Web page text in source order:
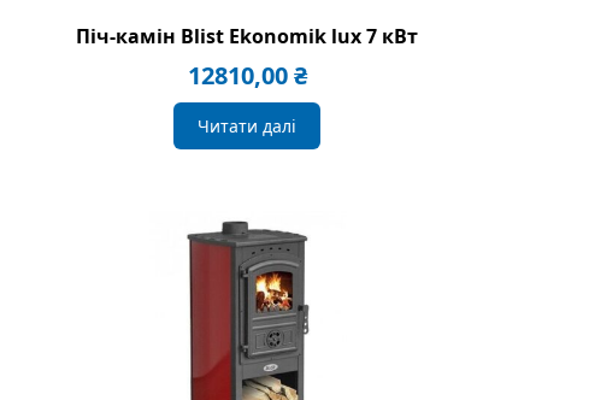
Піч-камін Blist Ekonomik lux 7 кВт
12810,00₴
Читати далі